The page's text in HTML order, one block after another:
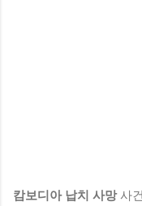
캄보디아 납치 사망사